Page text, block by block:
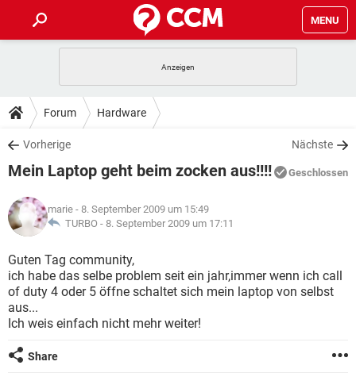
MENU
ANDROID
WINDOWS 10
WHATSAPP TIKTOK
FACEBOOK
TIPPS & TRICKS
SPIELE
WHATSAPP TIKTOK
FACEBOOK
DOWNLOADS
SPIELE STREAMING
ANDROID
WINDOWS 10 INSTAGRAM
WHATSAPP
FACEBOOK HARDWARE
SPIELE STREAMING
ANDROID
WINDOWS 10
WHATSAPP TIKTOK
FACEBOOK HARDWARE
LEXIKON
SPIELE
ANDROID IOS
WINDOWS 10
FACEBOOK
Forum Hardware
Vorherige Nächste
Mein Laptop geht beim zocken aus!!!! Geschlossen
marie - 8. September 2009 um 15:49
TURBO - 8. September 2009 um 17:11
Guten Tag community,
ich habe das selbe problem seit ein jahr,immer wenn ich call
of duty 4 oder 5 öffne schaltet sich mein laptop von selbst
aus...
Ich weis einfach nicht mehr weiter!
Share